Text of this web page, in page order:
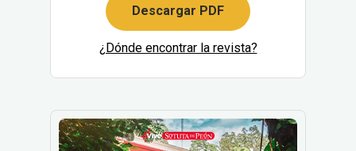
Descargar PDF
¿Dónde encontrar la revista?